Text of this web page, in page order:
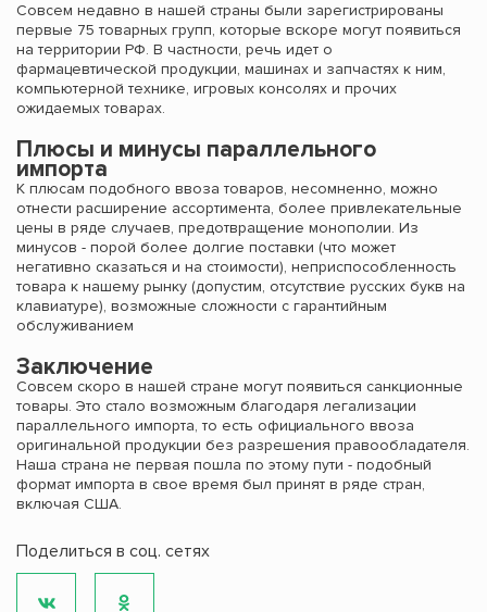
Совсем недавно в нашей страны были зарегистрированы
первые 75 товарных групп, которые вскоре могут появиться
на территории РФ. В частности, речь идет о
фармацевтической продукции, машинах и запчастях к ним,
компьютерной технике, игровых консолях и прочих
ожидаемых товарах.
Плюсы и минусы параллельного
импорта
К плюсам подобного ввоза товаров, несомненно, можно
отнести расширение ассортимента, более привлекательные
цены в ряде случаев, предотвращение монополии. Из
минусов - порой более долгие поставки (что может
негативно сказаться и на стоимости), неприспособленность
товара к нашему рынку (допустим, отсутствие русских букв на
клавиатуре), возможные сложности с гарантийным
обслуживанием
Заключение
Совсем скоро в нашей стране могут появиться санкционные
товары. Это стало возможным благодаря легализации
параллельного импорта, то есть официального ввоза
оригинальной продукции без разрешения правообладателя.
Наша страна не первая пошла по этому пути - подобный
формат импорта в свое время был принят в ряде стран,
включая США.
Поделиться в соц. сетях